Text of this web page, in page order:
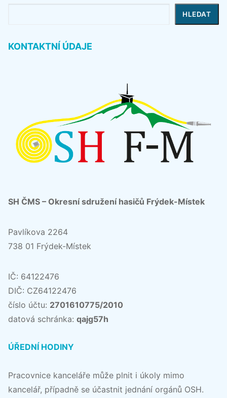
HLEDAT
KONTAKTNÍ ÚDAJE
SH ČMS – Okresní sdružení hasičů Frýdek-Místek
Pavlíkova 2264
738 01 Frýdek-Místek
IČ: 64122476
DIČ: CZ64122476
číslo účtu: 2701610775/2010
datová schránka: qajg57h
ÚŘEDNÍ HODINY
Pracovnice kanceláře může plnit i úkoly mimo
kancelář, případně se účastnit jednání orgánů OSH.